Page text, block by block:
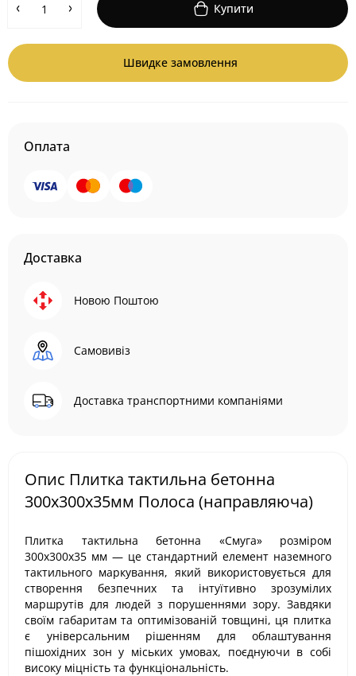
Купити
Швидке замовлення
Оплата
Доставка
Новою Поштою
Самовивіз
Доставка транспортними компаніями
Опис Плитка тактильна бетонна
300х300х35мм Полоса (направляюча)
Плитка тактильна бетонна «Смуга» розміром
300х300х35 мм — це стандартний елемент наземного
тактильного маркування, який використовується для
створення безпечних та інтуїтивно зрозумілих
маршрутів для людей з порушеннями зору. Завдяки
своїм габаритам та оптимізованій товщині, ця плитка
є універсальним рішенням для облаштування
пішохідних зон у міських умовах, поєднуючи в собі
високу міцність та функціональність.